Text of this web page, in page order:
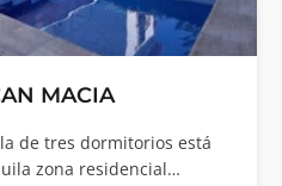
MACIA
de tres dormitorios está
zona residencial…